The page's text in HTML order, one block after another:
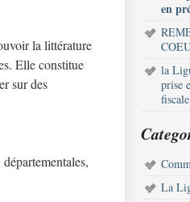
la littérature
Elle constitue
sur des
en
la
prise
La